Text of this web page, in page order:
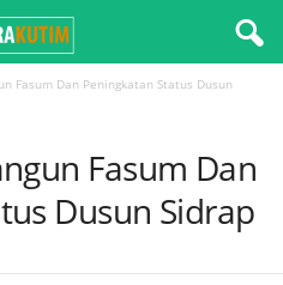
Fasum Dan Peningkatan Status Dusun
Fasum Dan
Dusun Sidrap